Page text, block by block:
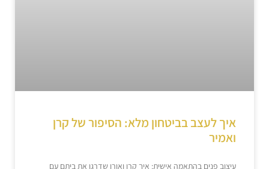
איך לעצב בביטחון מלא: הסיפור של קרן
ואמיר
עיצוב פנים בהתאמה אישית: איך קרן ואורן שדרגו את ביתם עם